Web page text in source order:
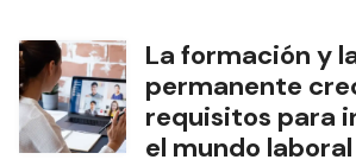
La formación y
permanente
requisitos para
el mundo laboral